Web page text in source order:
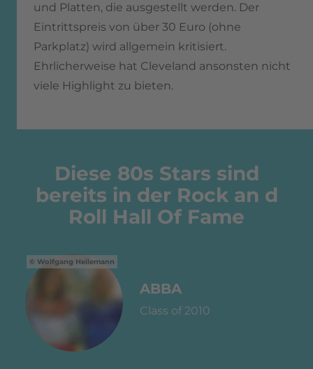
und Platten, die ausgestellt werden. Der
Eintrittspreis von über 30 Euro (ohne
Parkplatz) wird allgemein kritisiert.
Ehrlicherweise hat Cleveland ansonsten nicht
viele Highlight zu bieten.
Diese 80s Stars sind
bereits in der Rock an d
Roll Hall Of Fame
Wolfgang Heilemann
ABBA
Class of 2010